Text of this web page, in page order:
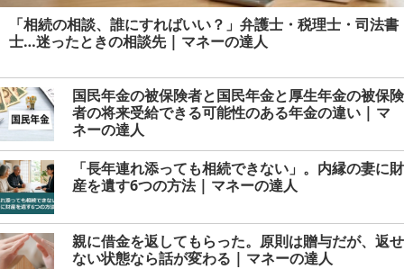
「相続の相談、誰にすればいい？」弁護士・税理士・司法書
士…迷ったときの相談先 | マネーの達人
国民年金の被保険者と国民年金と厚生年金の被保険
者の将来受給できる可能性のある年金の違い | マ
ネーの達人
「長年連れ添っても相続できない」。内縁の妻に財
産を遺す6つの方法 | マネーの達人
親に借金を返してもらった。原則は贈与だが、返せ
ない状態なら話が変わる | マネーの達人